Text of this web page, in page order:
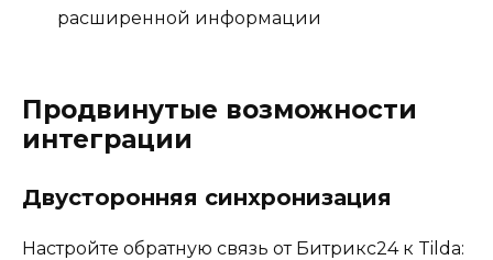
расширенной информации
Продвинутые возможности
интеграции
Двусторонняя синхронизация
Настройте обратную связь от Битрикс24 к Tilda: